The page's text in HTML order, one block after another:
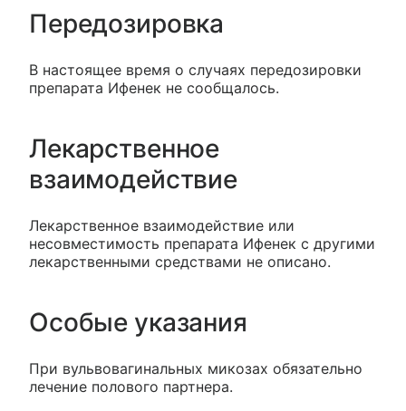
Передозировка
В настоящее время о случаях передозировки
препарата Ифенек не сообщалось.
Лекарственное
взаимодействие
Лекарственное взаимодействие или
несовместимость препарата Ифенек с другими
лекарственными средствами не описано.
Особые указания
При вульвовагинальных микозах обязательно
лечение полового партнера.